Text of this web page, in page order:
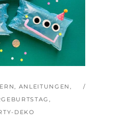
, ANLEITUNGEN ,
,
DEKO